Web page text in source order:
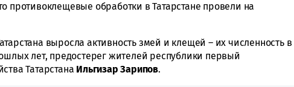
противоклещевые обработки в Татарстане провели на
выросла активность змей и клещей – их численность в
лет, предостерег жителей республики первый
Татарстана ИльгизарЗарипов.